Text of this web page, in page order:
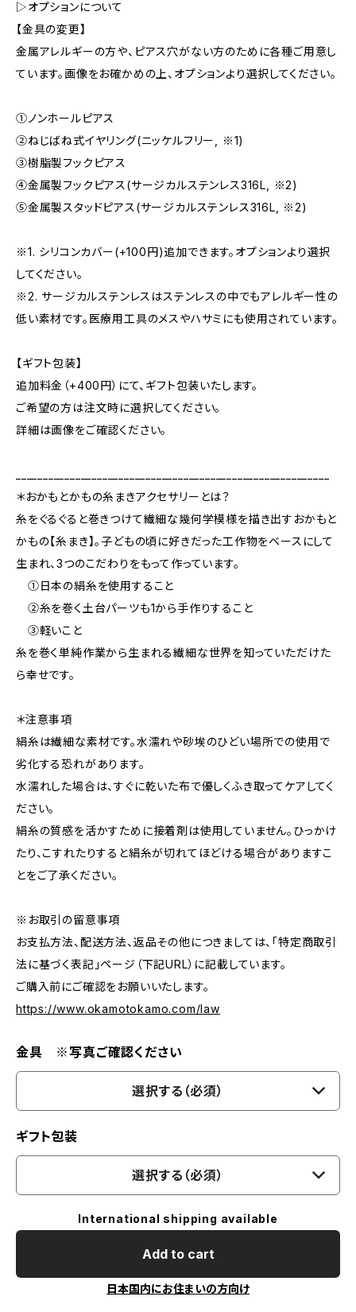
▷オプションについて
【金具の変更】
金属アレルギーの方や、ピアス穴がない方のために各種ご用意し
ています。画像をお確かめの上、オプションより選択してください。
①ノンホールピアス
②ねじばね式イヤリング(ニッケルフリー, ※1)
③樹脂製フックピアス
④金属製フックピアス(サージカルステンレス316L, ※2)
⑤金属製スタッドピアス(サージカルステンレス316L, ※2)
※1. シリコンカバー(+100円)追加できます。オプションより選択
してください。
※2. サージカルステンレスはステンレスの中でもアレルギー性の
低い素材です。医療用工具のメスやハサミにも使用されています。
【ギフト包装】
追加料金（+400円）にて、ギフト包装いたします。
ご希望の方は注文時に選択してください。
詳細は画像をご確認ください。
＊おかもとかもの糸まきアクセサリーとは？
糸をぐるぐると巻きつけて繊細な幾何学模様を描き出すおかもと
かもの【糸まき】。子どもの頃に好きだった工作物をベースにして
生まれ、3つのこだわりをもって作っています。
①日本の絹糸を使用すること
②糸を巻く土台パーツも1から手作りすること
③軽いこと
糸を巻く単純作業から生まれる繊細な世界を知っていただけた
ら幸せです。
＊注意事項
絹糸は繊細な素材です。水濡れや砂埃のひどい場所での使用で
劣化する恐れがあります。
水濡れした場合は、すぐに乾いた布で優しくふき取ってケアしてく
ださい。
絹糸の質感を活かすために接着剤は使用していません。ひっかけ
たり、こすれたりすると絹糸が切れてほどける場合がありますこ
とをご了承ください。
※お取引の留意事項
お支払方法、配送方法、返品その他につきましては、「特定商取引
法に基づく表記」ページ（下記URL）に記載しています。
ご購入前にご確認をお願いいたします。
https://www.okamotokamo.com/law
金具 ※写真ご確認ください
選択する（必須）
ギフト包装
選択する（必須）
International shipping available
Add to cart
日本国内にお住まいの方向け